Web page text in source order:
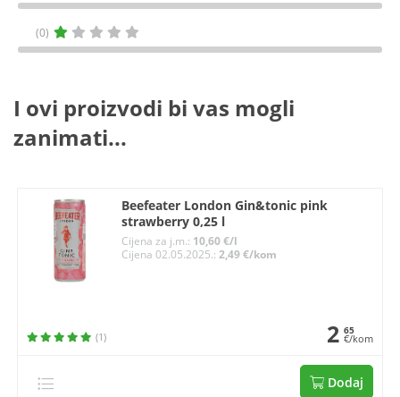
(0)
I ovi proizvodi bi vas mogli
zanimati...
Beefeater London Gin&tonic pink
strawberry 0,25 l
Cijena za j.m.: 10,60 €/l
Cijena 02.05.2025.:2,49 €/kom
(1) 2 65
€/kom
Dodaj